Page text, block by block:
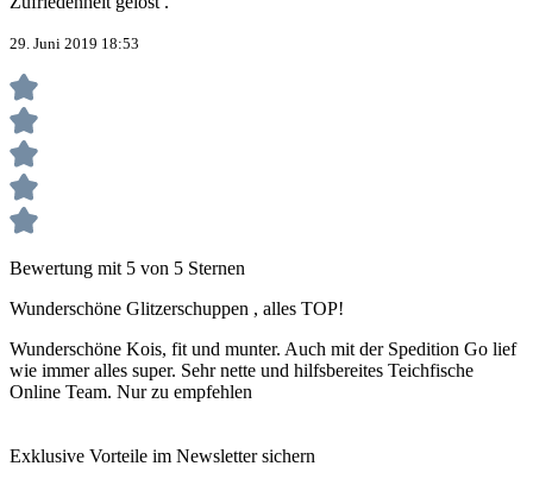
29. Juni 2019 18:53
Bewertung mit 5 von 5 Sternen
Wunderschöne Glitzerschuppen , alles TOP!
Wunderschöne Kois, fit und munter. Auch mit der Spedition Go lief
wie immer alles super. Sehr nette und hilfsbereites Teichfische
Online Team. Nur zu empfehlen
Exklusive Vorteile im Newsletter sichern